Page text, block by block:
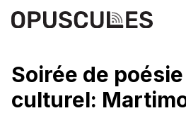
Soirée de
culturel: